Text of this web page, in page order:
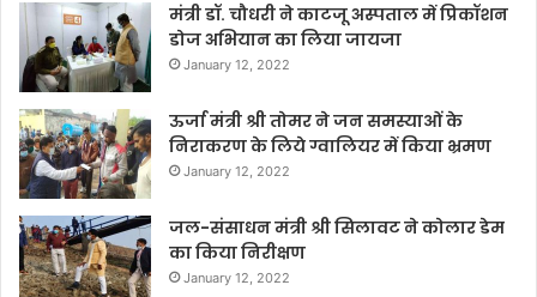
मंत्री डॉ. चौधरी ने काटजू अस्पताल में प्रिकॉशन
डोज अभियान का लिया जायजा
January 12, 2022
ऊर्जा मंत्री श्री तोमर ने जन समस्याओं के
निराकरण के लिये ग्वालियर में किया भ्रमण
January 12, 2022
जल-संसाधन मंत्री श्री सिलावट ने कोलार डेम
का किया निरीक्षण
January 12, 2022